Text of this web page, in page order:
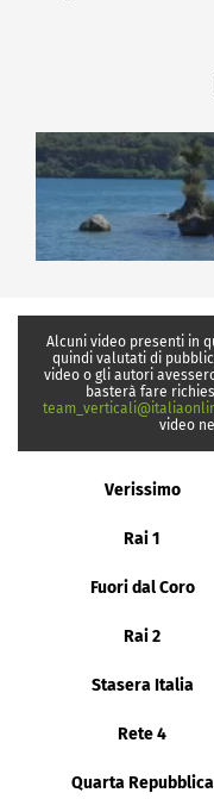
Alcuni video presenti in
quindi valutati di
video o gli autori
basterà fare
video
Verissimo
Rai 1
Fuori dal Coro
Rai 2
Stasera Italia
Rete 4
Quarta Repubblica